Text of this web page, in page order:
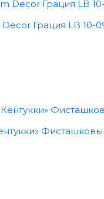
Грация LB 10-